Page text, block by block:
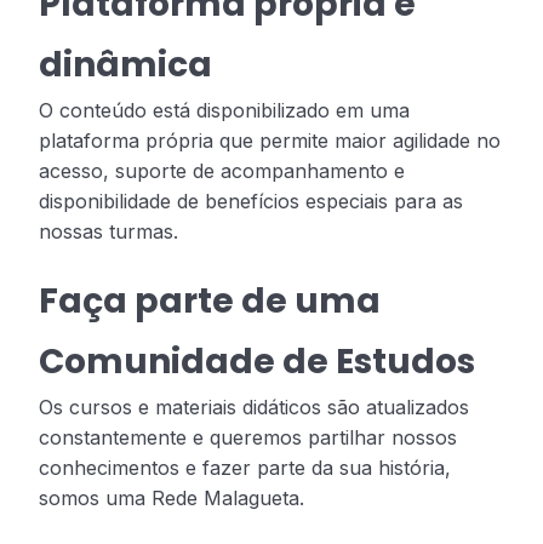
dinâmica
O conteúdo está disponibilizado em uma
plataforma própria que permite maior agilidade no
acesso, suporte de acompanhamento e
disponibilidade de benefícios especiais para as
nossas turmas.
Faça parte de uma
Comunidade de Estudos
Os cursos e materiais didáticos são atualizados
constantemente e queremos partilhar nossos
conhecimentos e fazer parte da sua história,
somos uma Rede Malagueta.